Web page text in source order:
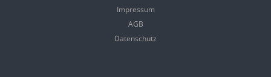
Impressum
AGB
Datenschutz